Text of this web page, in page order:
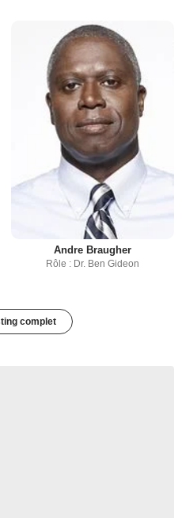
Andre Braugher
Rôle : Dr. Ben Gideon
complet